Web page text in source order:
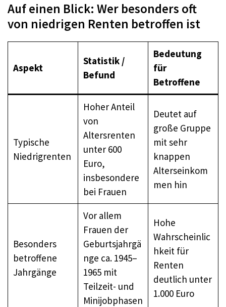
Auf einen Blick: Wer besonders oft
von niedrigen Renten betroffen ist
Aspekt
Statistik /
Befund
Bedeutung
für
Betroffene
Typische
Niedrigrenten
Hoher Anteil
von
Altersrenten
unter 600
Euro,
insbesondere
bei Frauen
Deutet auf
große Gruppe
mit sehr
knappen
Alterseinkom
men hin
Besonders
betroffene
Jahrgänge
Vor allem
Frauen der
Geburtsjahrgä
nge ca. 1945–
1965 mit
Teilzeit- und
Minijobphasen
Hohe
Wahrscheinlic
hkeit für
Renten
deutlich unter
1.000 Euro